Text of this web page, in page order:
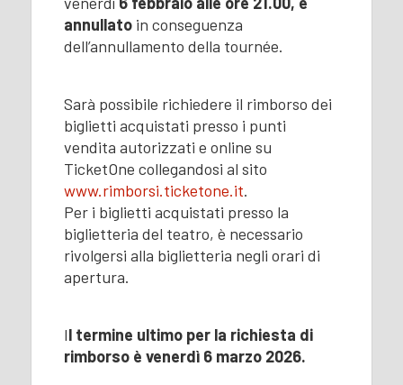
annullatoin conseguenza
dell’annullamento della tournée.
Sarà possibile richiedere il rimborso dei
biglietti acquistati presso i punti
vendita autorizzati e online su
TicketOne collegandosi al sito
www.rimborsi.ticketone.it.
Per i biglietti acquistati presso la
biglietteria del teatro, è necessario
rivolgersi alla biglietteria negli orari di
apertura.
Il termine ultimo per la richiesta di
rimborso è venerdì 6 marzo 2026.